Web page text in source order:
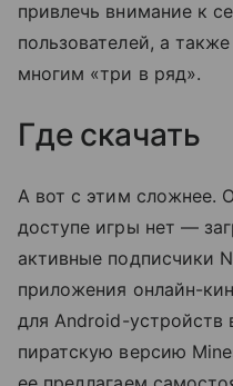
привлечь внимание к
пользователей, а
многим «три в ряд».
Где скачать
А вот с этим сложнее.
доступе игры нет —
активные подписчики
приложения онлайн-
для Android-
пиратскую версию